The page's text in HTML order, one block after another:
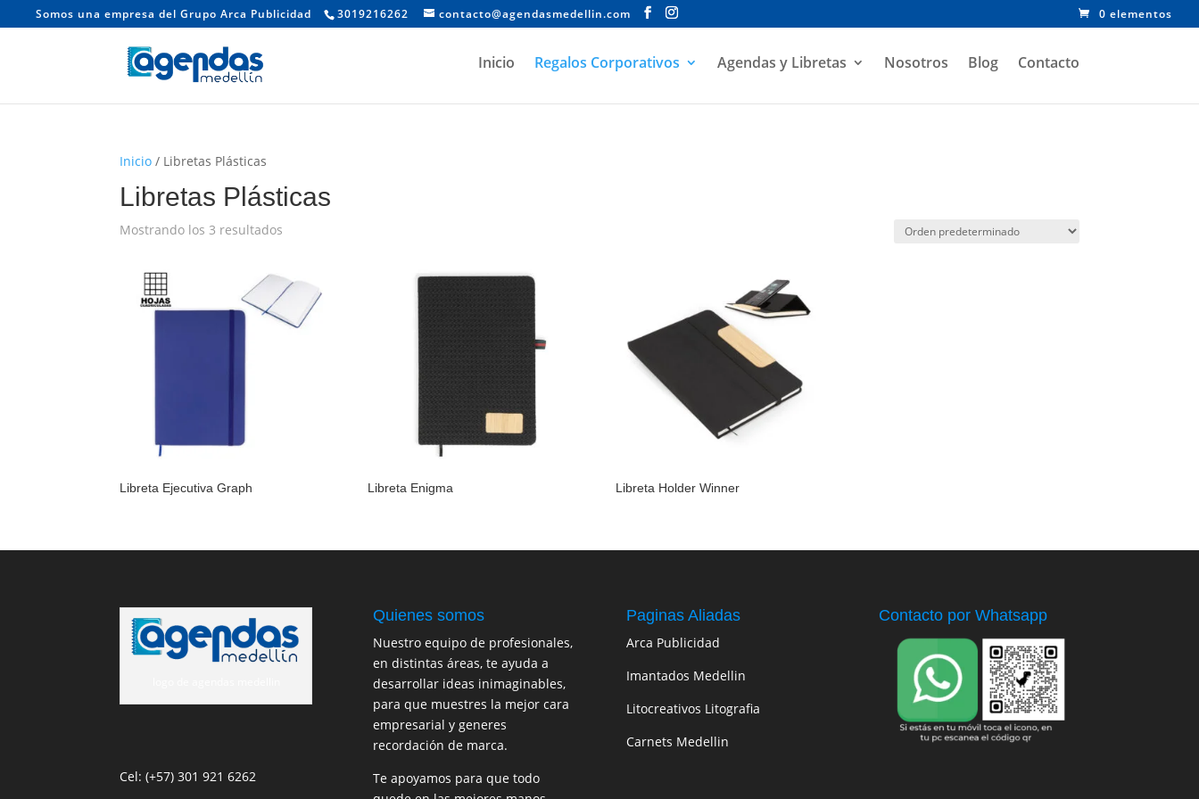
Somos una empresa del Grupo Arca Publicidad 3019216262 contacto@agendasmedellin.com 0 elementos
Inicio Regalos Corporativos Agendas y Libretas Nosotros Blog Contacto
Inicio / Libretas Plásticas
Libretas Plásticas
Mostrando los 3 resultados
Libreta Ejecutiva Graph Libreta Enigma Libreta Holder Winner
Cel: (+57) 301 921 6262
Quienes somos
Nuestro equipo de profesionales,
en distintas áreas, te ayuda a
desarrollar ideas inimaginables,
para que muestres la mejor cara
empresarial y generes
recordación de marca.
Te apoyamos para que todo
Paginas Aliadas
Arca Publicidad
Imantados Medellin
Litocreativos Litografia
Carnets Medellin
Contacto por Whatsapp